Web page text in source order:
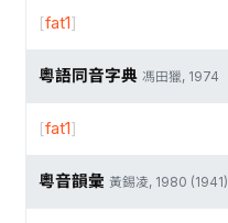
[fat1]
粵語同音字典 馮田獵, 1974
[fat1]
粵音韻彙 黃錫凌, 1980 (1941)